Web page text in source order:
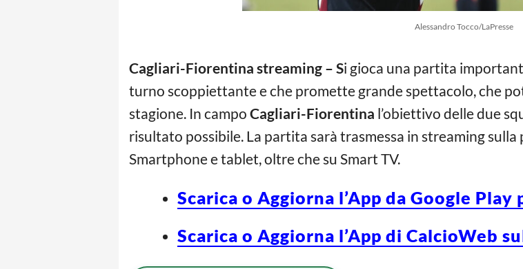
Alessandro Tocco/LaPresse
Cagliari-Fiorentina streaming – Si gioca una partita
turno scoppiettante e che promette grande spettacolo, che
stagione. In campo Cagliari-Fiorentina l’obiettivo delle due
risultato possibile. La partita sarà trasmessa in streaming
Smartphone e tablet, oltre che su Smart TV.
Scarica o Aggiorna l’App da Google
Scarica o Aggiorna l’App di CalcioWeb